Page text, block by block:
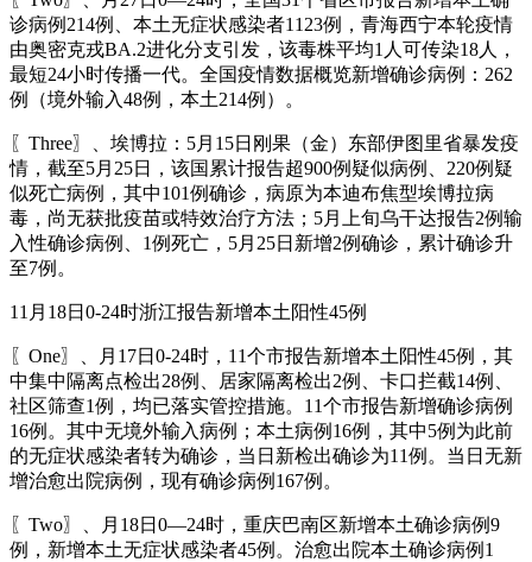
诊病例214例、本土无症状感染者1123例，青海西宁本轮疫情
由奥密克戎BA.2进化分支引发，该毒株平均1人可传染18人，
最短24小时传播一代。全国疫情数据概览新增确诊病例：262
例（境外输入48例，本土214例）。
〖Three〗、埃博拉：5月15日刚果（金）东部伊图里省暴发疫
情，截至5月25日，该国累计报告超900例疑似病例、220例疑
似死亡病例，其中101例确诊，病原为本迪布焦型埃博拉病
毒，尚无获批疫苗或特效治疗方法；5月上旬乌干达报告2例输
入性确诊病例、1例死亡，5月25日新增2例确诊，累计确诊升
至7例。
11月18日0-24时浙江报告新增本土阳性45例
〖One〗、月17日0-24时，11个市报告新增本土阳性45例，其
中集中隔离点检出28例、居家隔离检出2例、卡口拦截14例、
社区筛查1例，均已落实管控措施。11个市报告新增确诊病例
16例。其中无境外输入病例；本土病例16例，其中5例为此前
的无症状感染者转为确诊，当日新检出确诊为11例。当日无新
增治愈出院病例，现有确诊病例167例。
〖Two〗、月18日0—24时，重庆巴南区新增本土确诊病例9
例，新增本土无症状感染者45例。治愈出院本土确诊病例1